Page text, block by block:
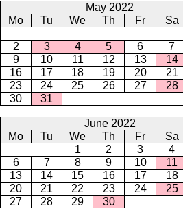
May 2022
Mo
Tu We Th Fr Sa
2
3 4 5 6 7
9
10 11 12 13 14
16
17 18 19 20 21
23
24 25 26 27 28
30
31
June 2022
Mo
Tu We Th Fr Sa
1
2 3 4
6
7 8 9 10 11
13
14 15 16 17 18
20
21 22 23 24 25
27
28 29 30